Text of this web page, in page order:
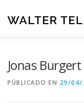
contenido
WALTER
Jonas
PÚBLICADO EN 29/04/